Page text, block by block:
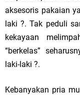
aksesoris pakaian
laki ?. Tak peduli
kekayaan
“berkelas”
laki-laki ?.
Kebanyakan pria